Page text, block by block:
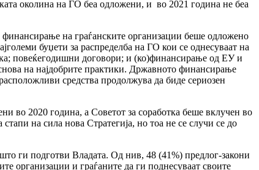
околина на ГО беа одложени, и во 2021 година не беа
на граѓанските организации беше одложено
буџети за распределба на ГО кои се однесуваат на
повеќегодишни договори; и (ко)финансирање од ЕУ и
на најдобрите практики. Државното финансирање
средства продолжува да биде сериозен
во 2020 година, а Советот за соработка беше вклучен во
на сила нова Стратегија, но тоа не се случи се до
ги подготви Владата. Од нив, 48 (41%) предлог-закони
организации и граѓаните да ги поднесуваат своите